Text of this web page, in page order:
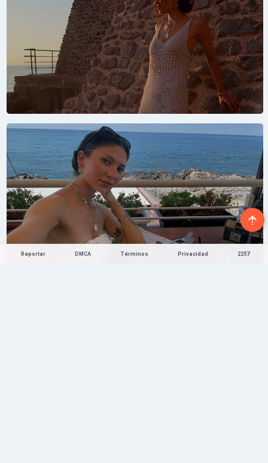
Reportar DMCA Términos Privacidad 2257